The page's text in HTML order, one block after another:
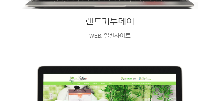
렌트카투데이
WEB, 일반사이트